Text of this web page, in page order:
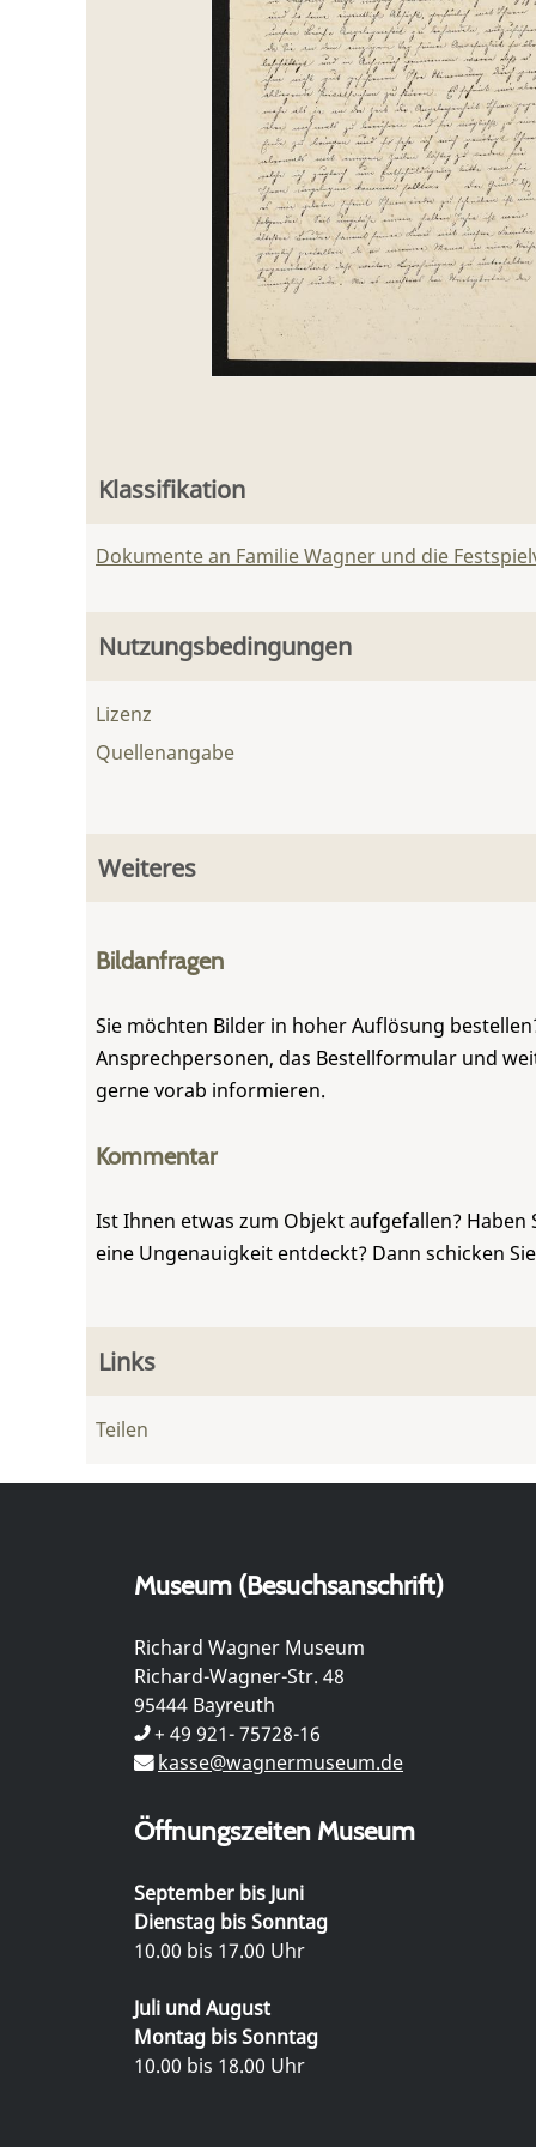
Klassifikation
Dokumente an Familie Wagner und die
Nutzungsbedingungen
Lizenz
Quellenangabe
Weiteres
Bildanfragen
Sie möchten Bilder in hoher Auflösung
Ansprechpersonen, das Bestellformular und
gerne vorab informieren.
Kommentar
Ist Ihnen etwas zum Objekt aufgefallen?
eine Ungenauigkeit entdeckt? Dann schicken
Links
Teilen
Museum (Besuchsanschrift)
Richard Wagner Museum
Richard-Wagner-Str. 48
95444 Bayreuth
+ 49 921- 75728-16
kasse@wagnermuseum.de
Öffnungszeiten Museum
September bis Juni
Dienstag bis Sonntag
10.00 bis 17.00 Uhr
Juli und August
Montag bis Sonntag
10.00 bis 18.00 Uhr